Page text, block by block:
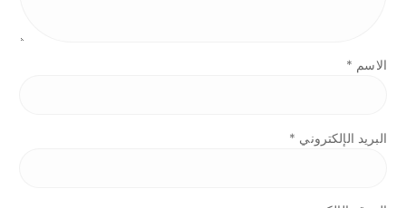
الاسم *
البريد الإلكتروني *